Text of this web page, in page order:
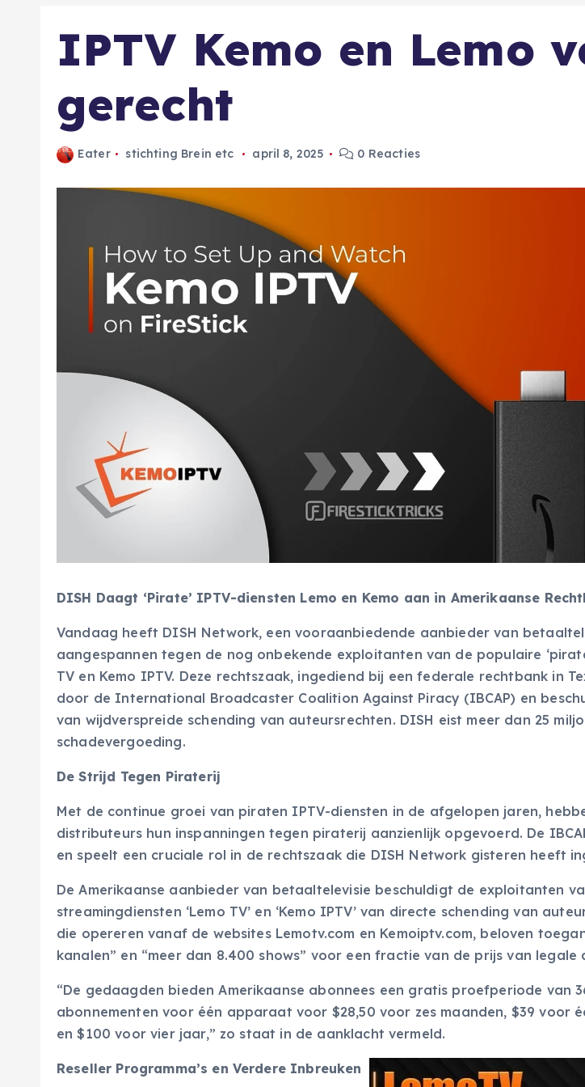
IPTV Kemo en Lemo
gerecht
Eater stichting Brein etc april 8, 2025 0 Reacties
DISH Daagt ‘Pirate’ IPTV-diensten Lemo en Kemo aan in Amerikaanse
Vandaag heeft DISH Network, een vooraanbiedende aanbieder van
aangespannen tegen de nog onbekende exploitanten van de populaire
TV en Kemo IPTV. Deze rechtszaak, ingediend bij een federale rechtbank in
door de International Broadcaster Coalition Against Piracy (IBCAP) en
van wijdverspreide schending van auteursrechten. DISH eist meer dan 25
schadevergoeding.
De Strijd Tegen Piraterij
Met de continue groei van piraten IPTV-diensten in de afgelopen jaren,
distributeurs hun inspanningen tegen piraterij aanzienlijk opgevoerd. De
en speelt een cruciale rol in de rechtszaak die DISH Network gisteren heeft
De Amerikaanse aanbieder van betaaltelevisie beschuldigt de exploitanten
streamingdiensten ‘Lemo TV’ en ‘Kemo IPTV’ van directe schending van
die opereren vanaf de websites Lemotv.com en Kemoiptv.com, beloven
kanalen” en “meer dan 8.400 shows” voor een fractie van de prijs van legale
“De gedaagden bieden Amerikaanse abonnees een gratis proefperiode van
abonnementen voor één apparaat voor $28,50 voor zes maanden, $39 voor
en $100 voor vier jaar,” zo staat in de aanklacht vermeld.
Reseller Programma’s en Verdere Inbreuken